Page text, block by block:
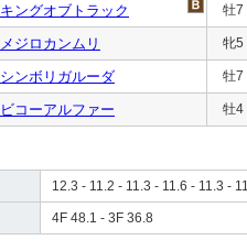
キングオブトラック 牡7
メジロカンムリ 牝5
シンボリガルーダ 牡7
ビコーアルファー 牡4
12.3 - 11.2 - 11.3 - 11.6 - 11.3 -
4F 48.1 - 3F 36.8